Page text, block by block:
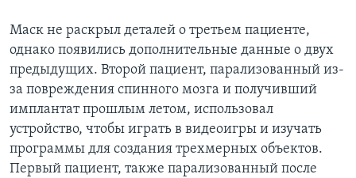
Маск не раскрыл деталей о третьем пациенте,
однако появились дополнительные данные о двух
предыдущих. Второй пациент, парализованный из-
за повреждения спинного мозга и получивший
имплантат прошлым летом, использовал
устройство, чтобы играть в видеоигры и изучать
программы для создания трехмерных объектов.
Первый пациент, также парализованный после